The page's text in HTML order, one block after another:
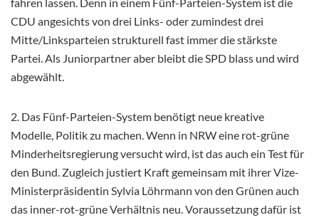
CDU angesichts von drei Links- oder zumindest drei
Mitte/Linksparteien strukturell fast immer die stärkste
Partei. Als Juniorpartner aber bleibt die SPD blass und wird
abgewählt.
2. Das Fünf-Parteien-System benötigt neue kreative
Modelle, Politik zu machen. Wenn in NRW eine rot-grüne
Minderheitsregierung versucht wird, ist das auch ein Test für
den Bund. Zugleich justiert Kraft gemeinsam mit ihrer Vize-
Ministerpräsidentin Sylvia Löhrmann von den Grünen auch
das inner-rot-grüne Verhältnis neu. Voraussetzung dafür ist